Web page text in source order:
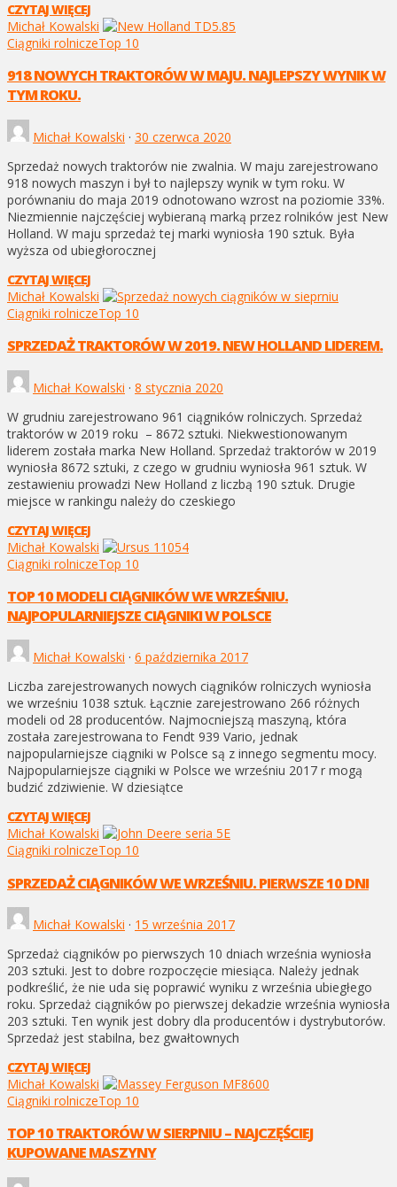
CZYTAJ WIĘCEJ
Michał Kowalski
Ciągniki rolniczeTop 10
918 NOWYCH TRAKTORÓW W MAJU. NAJLEPSZY WYNIK W
TYM ROKU.
Michał Kowalski · 30 czerwca 2020
Sprzedaż nowych traktorów nie zwalnia. W maju zarejestrowano
918 nowych maszyn i był to najlepszy wynik w tym roku. W
porównaniu do maja 2019 odnotowano wzrost na poziomie 33%.
Niezmiennie najczęściej wybieraną marką przez rolników jest New
Holland. W maju sprzedaż tej marki wyniosła 190 sztuk. Była
wyższa od ubiegłorocznej
CZYTAJ WIĘCEJ
Michał Kowalski
Ciągniki rolniczeTop 10
SPRZEDAŻ TRAKTORÓW W 2019. NEW HOLLAND LIDEREM.
Michał Kowalski · 8 stycznia 2020
W grudniu zarejestrowano 961 ciągników rolniczych. Sprzedaż
traktorów w 2019 roku – 8672 sztuki. Niekwestionowanym
liderem została marka New Holland. Sprzedaż traktorów w 2019
wyniosła 8672 sztuki, z czego w grudniu wyniosła 961 sztuk. W
zestawieniu prowadzi New Holland z liczbą 190 sztuk. Drugie
miejsce w rankingu należy do czeskiego
CZYTAJ WIĘCEJ
Michał Kowalski
Ciągniki rolniczeTop 10
TOP 10 MODELI CIĄGNIKÓW WE WRZEŚNIU.
NAJPOPULARNIEJSZE CIĄGNIKI W POLSCE
Michał Kowalski · 6 października 2017
Liczba zarejestrowanych nowych ciągników rolniczych wyniosła
we wrześniu 1038 sztuk. Łącznie zarejestrowano 266 różnych
modeli od 28 producentów. Najmocniejszą maszyną, która
została zarejestrowana to Fendt 939 Vario, jednak
najpopularniejsze ciągniki w Polsce są z innego segmentu mocy.
Najpopularniejsze ciągniki w Polsce we wrześniu 2017 r mogą
budzić zdziwienie. W dziesiątce
CZYTAJ WIĘCEJ
Michał Kowalski
Ciągniki rolniczeTop 10
SPRZEDAŻ CIĄGNIKÓW WE WRZEŚNIU. PIERWSZE 10 DNI
Michał Kowalski · 15 września 2017
Sprzedaż ciągników po pierwszych 10 dniach września wyniosła
203 sztuki. Jest to dobre rozpoczęcie miesiąca. Należy jednak
podkreślić, że nie uda się poprawić wyniku z września ubiegłego
roku. Sprzedaż ciągników po pierwszej dekadzie września wyniosła
203 sztuki. Ten wynik jest dobry dla producentów i dystrybutorów.
Sprzedaż jest stabilna, bez gwałtownych
CZYTAJ WIĘCEJ
Michał Kowalski
Ciągniki rolniczeTop 10
TOP 10 TRAKTORÓW W SIERPNIU – NAJCZĘŚCIEJ
KUPOWANE MASZYNY